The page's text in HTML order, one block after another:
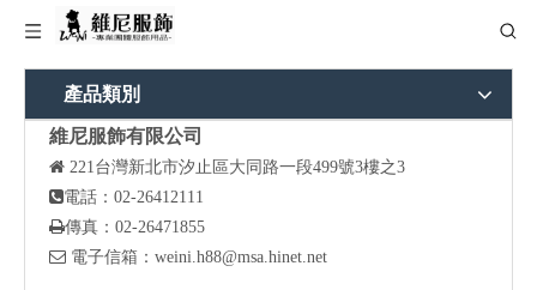
產品類別
維尼服飾有限公司
 221台灣新北市汐止區大同路一段499號3樓之3
電話：02-26412111
傳真：02-26471855
 電子信箱： weini.h88@msa.hinet.net